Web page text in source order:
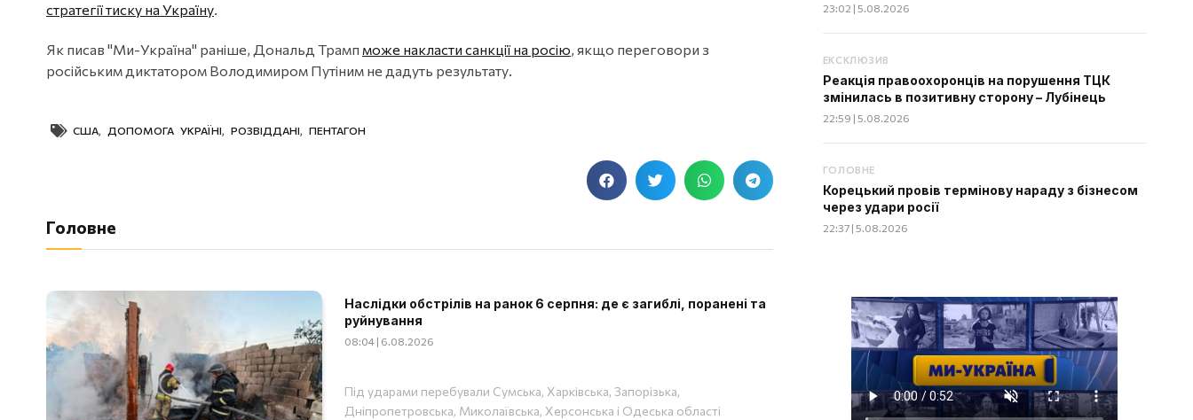
стратегії тиску на Україну.
Як писав "Ми-Україна" раніше, Дональд Трамп може накласти санкції на росію, якщо переговори з
російським диктатором Володимиром Путіним не дадуть результату.
США, ДОПОМОГА УКРАЇНІ, РОЗВІДДАНІ, ПЕНТАГОН
Головне
Наслідки обстрілів на ранок 6 серпня: де є загиблі, поранені та
руйнування
08:04 | 6.08.2026
Під ударами перебували Сумська, Харківська, Запорізька,
Дніпропетровська, Миколаївська, Херсонська і Одеська області
23:02 | 5.08.2026
ЕКСКЛЮЗИВ
Реакція правоохоронців на порушення ТЦК
змінилась в позитивну сторону – Лубінець
22:59 | 5.08.2026
ГОЛОВНЕ
Корецький провів термінову нараду з бізнесом
через удари росії
22:37 | 5.08.2026